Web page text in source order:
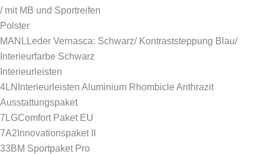
/ mit MB und Sportreifen
Polster
MANL Leder Vernasca: Schwarz/ Kontraststeppung Blau/
Interieurfarbe Schwarz
Interieurleisten
4LN Interieurleisten Aluminium Rhombicle Anthrazit
Ausstattungspaket
7LGComfort Paket EU
7A2 Innovationspaket II
33BM Sportpaket Pro